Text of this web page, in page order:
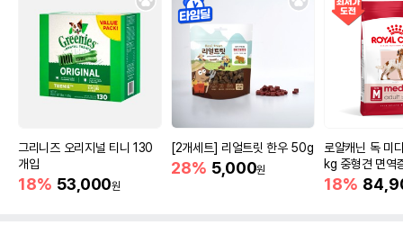
그리니즈 오리지널 티니 130
개입
18% 53,000원
[2개세트] 리얼트릿 한우 50g
28% 5,000원
로얄캐닌 독 미
kg 중형견 면역
18%